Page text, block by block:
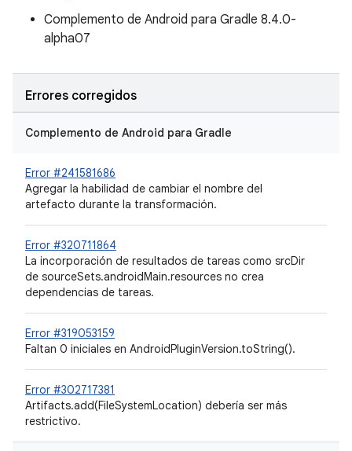
Complemento de Android para Gradle 8.4.0-
alpha07
Errores corregidos
Complemento de Android para Gradle
Error #241581686
Agregar la habilidad de cambiar el nombre del
artefacto durante la transformación.
Error #320711864
La incorporación de resultados de tareas como srcDir
de sourceSets.androidMain.resources no crea
dependencias de tareas.
Error #319053159
Faltan 0 iniciales en AndroidPluginVersion.toString().
Error #302717381
Artifacts.add(FileSystemLocation) debería ser más
restrictivo.